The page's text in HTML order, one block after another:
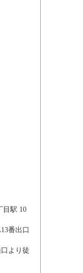
目駅 10
番出口
より徒